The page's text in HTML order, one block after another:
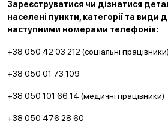
Зареєструватися чи дізнатися
населені пункти, категорії та
наступними номерами телефонів:
+38 050 42 03 212 (соціальні працівники)
+38 050 01 73 109
+38 050 101 66 14 (медичні працівники)
+38 050 476 28 60